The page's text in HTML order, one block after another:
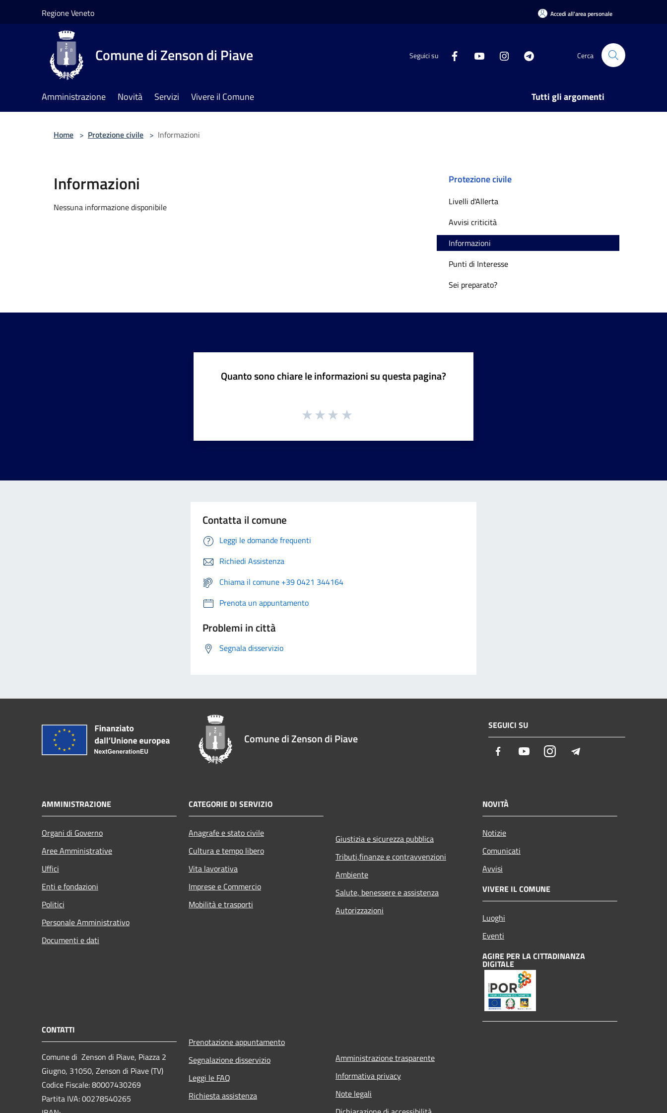
Regione Veneto Accedi all'area personale
Comune di Zenson di Piave Seguici su Cerca
Amministrazione Novità Servizi Vivere il Comune Tutti gli argomenti
Home > Protezione civile > Informazioni
Informazioni
Nessuna informazione disponibile
Protezione civile
Livelli d'Allerta
Avvisi criticità
Informazioni
Punti di Interesse
Sei preparato?
Quanto sono chiare le informazioni su questa pagina?
Contatta il comune
Leggi le domande frequenti
Richiedi Assistenza
Chiama il comune +39 0421 344164
Prenota un appuntamento
Problemi in città
Segnala disservizio
Comune di Zenson di Piave
SEGUICI SU
Facebook YoutubeInstagram
AMMINISTRAZIONE
Organi di Governo
Aree Amministrative
Uffici
Enti e fondazioni
Politici
Personale Amministrativo
Documenti e dati
CATEGORIE DI SERVIZIO
Anagrafe e stato civile
Cultura e tempo libero
Vita lavorativa
Imprese e Commercio
Mobilità e trasporti
Giustizia e sicurezza pubblica
Tributi,finanze e contravvenzioni
Ambiente
Salute, benessere e assistenza
Autorizzazioni
NOVITÀ
Notizie
Comunicati
Avvisi
VIVERE IL COMUNE
Luoghi
Eventi
AGIRE PER LA CITTADINANZA
DIGITALE
CONTATTI
Comune di Zenson di Piave, Piazza 2
Giugno, 31050, Zenson di Piave (TV)
Codice Fiscale: 80007430269
Partita IVA: 00278540265
Prenotazione appuntamento
Segnalazione disservizio
Leggi le FAQ
Richiesta assistenza
Amministrazione trasparente
Informativa privacy
Note legali